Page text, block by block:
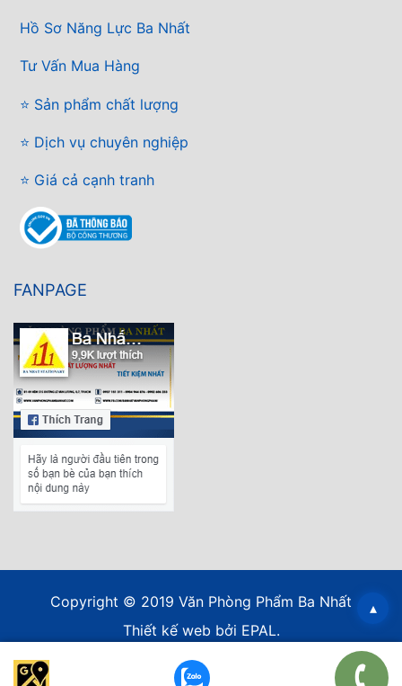
Hồ Sơ Năng Lực Ba Nhất
Tư Vấn Mua Hàng
⭐ Sản phẩm chất lượng
⭐ Dịch vụ chuyên nghiệp
⭐ Giá cả cạnh tranh
FANPAGE
Copyright © 2019 Văn Phòng Phẩm Ba Nhất
Thiết kế web bởi EPAL.
▴